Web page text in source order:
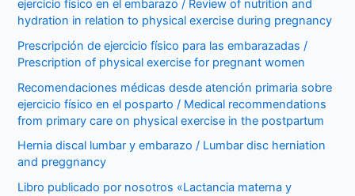
ejercicio físico en el embarazo / Review of nutrition and
hydration in relation to physical exercise during pregnancy
Prescripción de ejercicio físico para las embarazadas /
Prescription of physical exercise for pregnant women
Recomendaciones médicas desde atención primaria sobre
ejercicio físico en el posparto / Medical recommendations
from primary care on physical exercise in the postpartum
Hernia discal lumbar y embarazo / Lumbar disc herniation
and preggnancy
Libro publicado por nosotros «Lactancia materna y